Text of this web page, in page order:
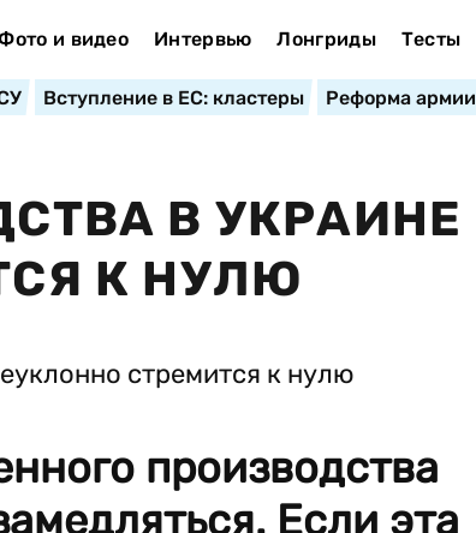
и видео Интервью Лонгриды Тесты
Вступление в ЕС: кластеры Реформа армии
В УКРАИНЕ
К НУЛЮ
производства
Если эта